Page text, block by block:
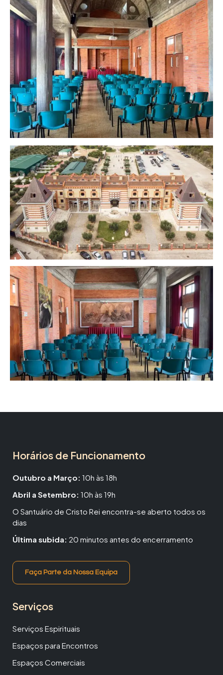
Horários de Funcionamento
Outubro a Março: 10h às 18h
Abril a Setembro: 10h às 19h
O Santuário de Cristo Rei encontra-se aberto todos os
dias
Última subida: 20 minutos antes do encerramento
Faça Parte da Nossa Equipa
Serviços
Serviços Espirituais
Espaços para Encontros
Espaços Comerciais